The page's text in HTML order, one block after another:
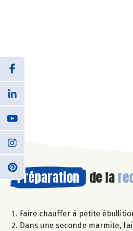
Préparation de la
Faire chauffer à petite
Dans une seconde marmite,